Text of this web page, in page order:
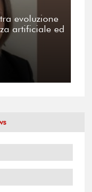
evoluzione
artificiale ed